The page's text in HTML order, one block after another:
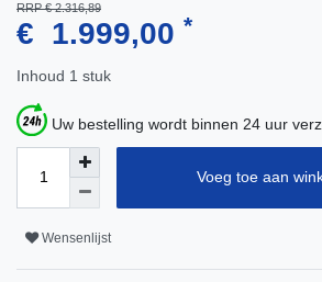
RRP € 2.316,89
€ 1.999,00 *
Inhoud 1 stuk
Uw bestelling wordt binnen 24 uur
Voeg toe aan
Wensenlijst